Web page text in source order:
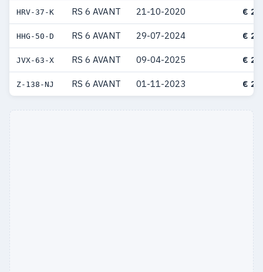
HRV-37-K RS 6 AVANT 21-10-2020 €
HHG-50-D RS 6 AVANT 29-07-2024 €
JVX-63-X RS 6 AVANT 09-04-2025 €
Z-138-NJ RS 6 AVANT 01-11-2023 €